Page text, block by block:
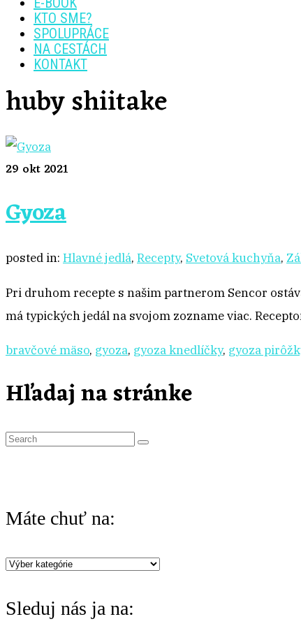
KTO SME?
SPOLUPRÁCE
NA CESTÁCH
KONTAKT
huby shiitake
29 okt 2021
Gyoza
posted in: Hlavné jedlá, Recepty, Svetová kuchyňa,
Pri druhom recepte s našim partnerom Sencor
má typických jedál na svojom zozname viac.
bravčové mäso, gyoza, gyoza knedlíčky, gyoza
Hľadaj na stránke
S
c
f
o
Máte chuť na:
Máte
na:
Sleduj nás ja na: